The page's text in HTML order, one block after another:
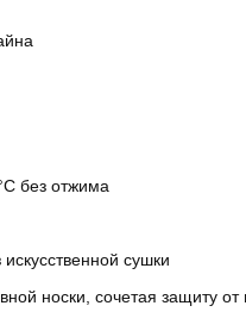
без отжима
сушки
носки, сочетая защиту